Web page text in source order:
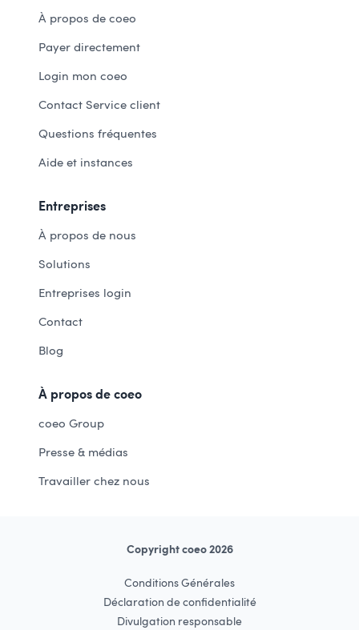
À propos de coeo
Payer directement
Login mon coeo
Contact Service client
Questions fréquentes
Aide et instances
Entreprises
À propos de nous
Solutions
Entreprises login
Contact
Blog
À propos de coeo
coeo Group
Presse & médias
Travailler chez nous
Copyright coeo 2026
Conditions Générales
Déclaration de confidentialité
Divulgation responsable